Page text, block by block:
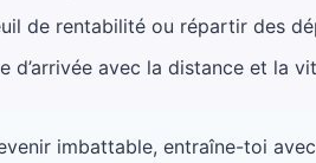
de rentabilité ou répartir des
d’arrivée avec la distance et la
imbattable, entraîne-toi